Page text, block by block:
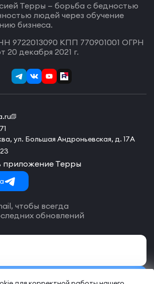
Терры — борьба с бедностью
людей через обучение
бизнеса.
9722013090 КПП 770901001 ОГРН
20 декабря 2021 г.
ул. Большая Андроньевская, д. 17А
приложение Терры
чтобы всегда
обновлений